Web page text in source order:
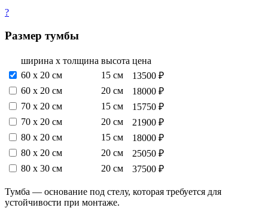
?
Размер тумбы
ширина х толщина высота цена
60 х 20 см
15 см
13500 ₽
60 х 20 см
20 см
18000 ₽
70 х 20 см
15 см
15750 ₽
70 х 20 см
20 см
21900 ₽
80 х 20 см
15 см
18000 ₽
80 х 20 см
20 см
25050 ₽
80 х 30 см
20 см 37500 ₽
Тумба — основание под стелу, которая требуется для
устойчивости при монтаже.